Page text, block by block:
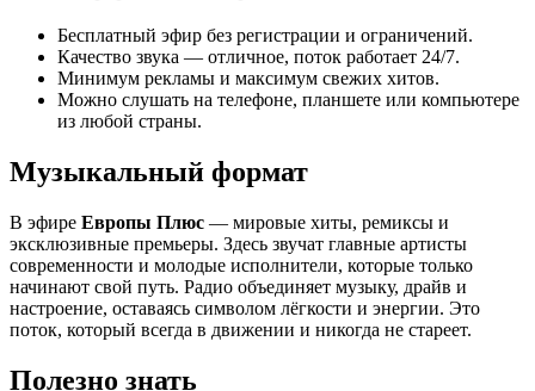
Бесплатный эфир без регистрации и ограничений.
Качество звука — отличное, поток работает 24/7.
Минимум рекламы и максимум свежих хитов.
Можно слушать на телефоне, планшете или компьютере
из любой страны.
Музыкальный формат
В эфире Европы Плюс — мировые хиты, ремиксы и
эксклюзивные премьеры. Здесь звучат главные артисты
современности и молодые исполнители, которые только
начинают свой путь. Радио объединяет музыку, драйв и
настроение, оставаясь символом лёгкости и энергии. Это
поток, который всегда в движении и никогда не стареет.
Полезно знать